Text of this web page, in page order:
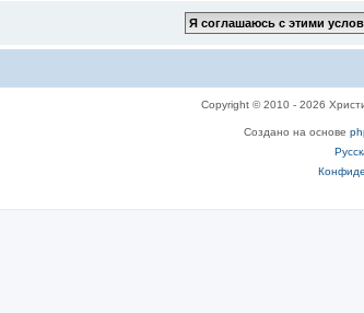
Copyright © 2010 - 2026
Создано на основе